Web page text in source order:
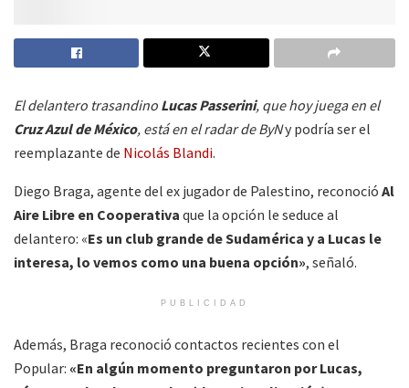
El delantero trasandino Lucas Passerini, que hoy juega en el
Cruz Azul de México, está en el radar de ByNy podría ser el
reemplazante de Nicolás Blandi.
Diego Braga, agente del ex jugador de Palestino, reconoció Al
Aire Libre en Cooperativa que la opción le seduce al
delantero: «Es un club grande de Sudamérica y a Lucas le
interesa, lo vemos como una buena opción», señaló.
PUBLICIDAD
Además, Braga reconoció contactos recientes con el
Popular: «En algún momento preguntaron por Lucas,